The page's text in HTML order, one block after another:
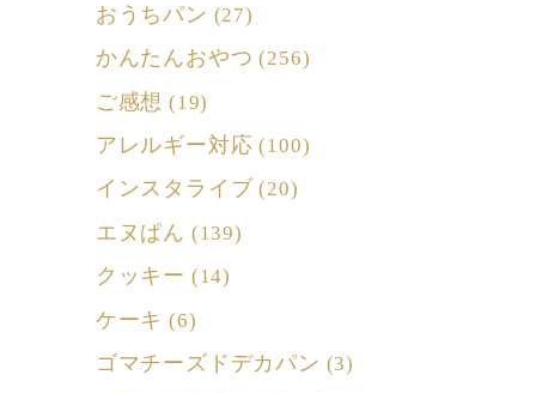
おうちパン (27)
かんたんおやつ (256)
ご感想 (19)
アレルギー対応 (100)
インスタライブ (20)
エヌぱん (139)
クッキー (14)
ケーキ (6)
ゴマチーズドデカパン (3)